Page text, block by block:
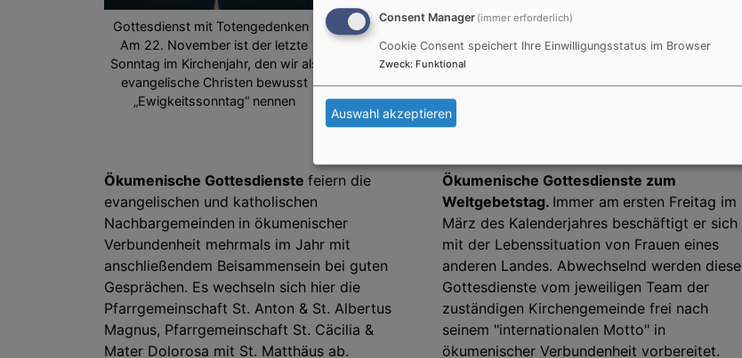
Gottesdienst mit Totengedenken :
Am 22. November ist der letzte
Sonntag im Kirchenjahr, den wir als
evangelische Christen bewusst
„Ewigkeitssonntag“ nennen
Ökumenische Gottesdienste feiern die
evangelischen und katholischen
Nachbargemeinden in ökumenischer
Verbundenheit mehrmals im Jahr mit
anschließendem Beisammensein bei guten
Gesprächen. Es wechseln sich hier die
Pfarrgemeinschaft St. Anton & St. Albertus
Magnus, Pfarrgemeinschaft St. Cäcilia &
Mater Dolorosa mit St. Matthäus ab.
Ökumenische Gottesdienste zum
Weltgebetstag. Immer am ersten Freitag im
März des Kalenderjahres beschäftigt er sich
mit der Lebenssituation von Frauen eines
anderen Landes. Abwechselnd werden diese
Gottesdienste vom jeweiligen Team der
zuständigen Kirchengemeinde frei nach
seinem "internationalen Motto" in
ökumenischer Verbundenheit vorbereitet.
Consent Manager (immer erforderlich)
Cookie Consent speichert Ihre Einwilligungsstatus im Browser
Zweck: Funktional
Auswahl akzeptieren